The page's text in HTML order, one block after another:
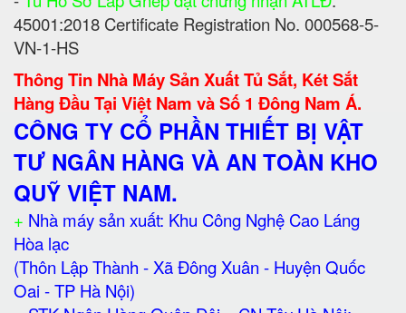
45001:2018 Certificate Registration No. 000568-5-
VN-1-HS
Thông Tin Nhà Máy Sản Xuất Tủ Sắt, Két Sắt
Hàng Đầu Tại Việt Nam và Số 1 Đông Nam Á.
CÔNG TY CỔ PHẦN THIẾT BỊ VẬT
TƯ NGÂN HÀNG VÀ AN TOÀN KHO
QUỸ VIỆT NAM.
+ Nhà máy sản xuất: Khu Công Nghệ Cao Láng
Hòa lạc
(Thôn Lập Thành - Xã Đông Xuân - Huyện Quốc
Oai - TP Hà Nội)